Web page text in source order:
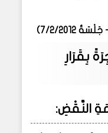
بِقَرَارِ
النَّقْضِ: